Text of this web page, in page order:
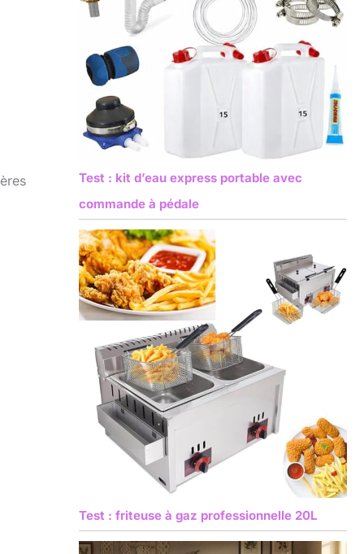
Test : kit d’eau express portable avec
commande à pédale
Test : friteuse à gaz professionnelle 20L